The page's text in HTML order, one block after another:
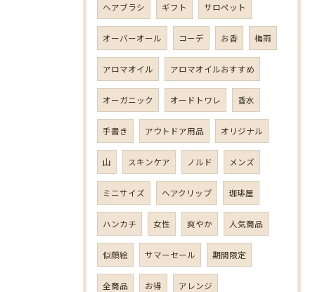
ヘアブラシ ギフト サロペット
オーバーオール コーデ お香 梅雨
アロマオイル アロマオイルおすすめ
オーガニック オードトワレ 香水
手書き アウトドア用品 オリジナル
山 スキンケア ノルド メンズ
ミニサイズ ヘアクリップ 珈琲屋
ハンカチ 女性 爽やか 人気商品
似顔絵 サマーセール 期間限定
全商品 お得 アレンジ